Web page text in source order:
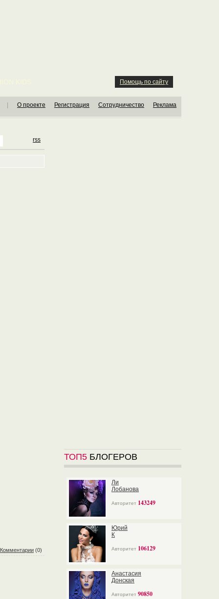
Помощь по сайту
О проекте Регистрация Сотрудничество Реклама
rss
Комментарии (0)
ТОП5 БЛОГЕРОВ
Ли
Лобанова
Авторитет 143249
Юрий
К
Авторитет 106129
Анастасия
Донская
Авторитет 90850